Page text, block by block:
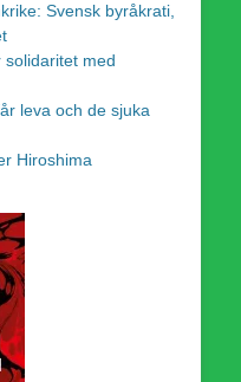
Svensk byråkrati,
solidaritet med
leva och de sjuka
Hiroshima